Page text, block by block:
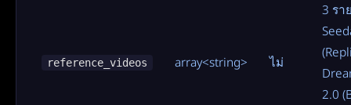
reference_videos array<string> ไม่
3 รา
2.0